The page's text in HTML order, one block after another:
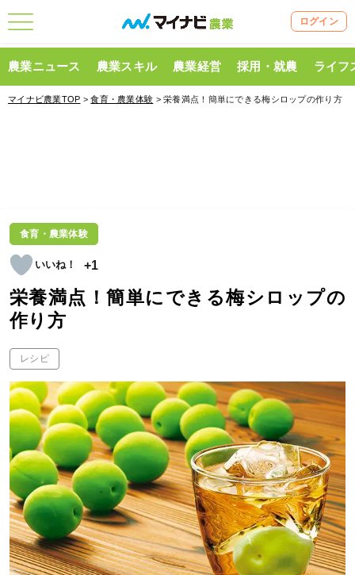
ログイン
農業ニュース 農業スキル 農業経営 採用・就農 ライフ
マイナビ農業TOP >食育・農業体験 > 栄養満点！簡単にできる梅シロップの作り方
食育・農業体験
+1
栄養満点！簡単にできる梅シロップの
作り方
レシピ